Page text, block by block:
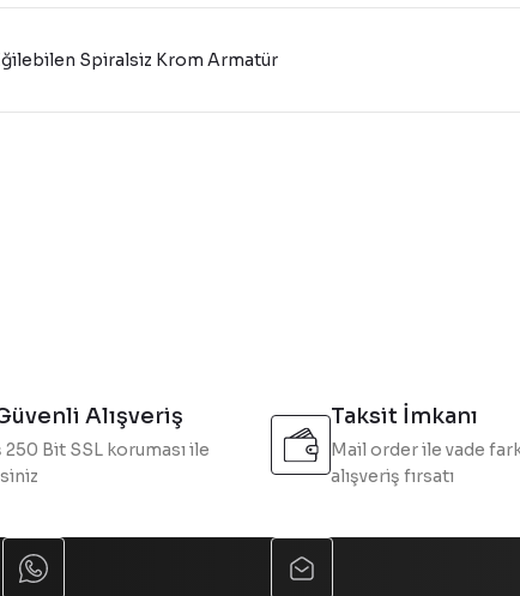
Spiralsiz Krom Armatür
Alışveriş
Bit SSL koruması ile
Taksit İmkanı
Mail order ile vade
alışveriş fırsatı